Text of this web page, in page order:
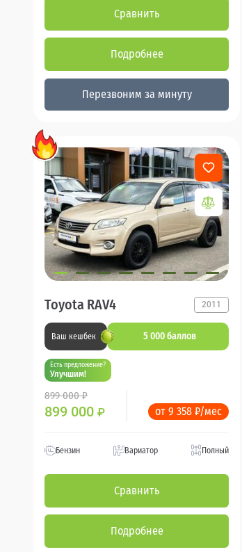
Сравнить
Подробнее
Перезвоним за минуту
Toyota RAV4 2011
Ваш кешбек 5 000 баллов
Есть предложение?
Улучшим!
899 000 ₽
899 000 ₽ от 9 358 ₽/мес
Бензин Вариатор Полный
Сравнить
Подробнее